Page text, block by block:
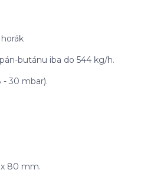
butánu iba do 544 kg/h.
30 mbar).
x 80 mm.